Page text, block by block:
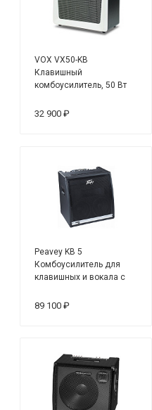
VOX VX50-KB
Клавишный
комбоусилитель, 50 Вт
32 900 ₽
Peavey KB 5
Комбоусилитель для
клавишных и вокала с
Вт
89 100 ₽